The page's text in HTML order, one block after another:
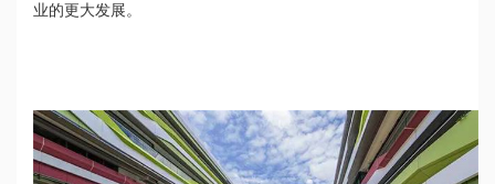
业的更大发展。